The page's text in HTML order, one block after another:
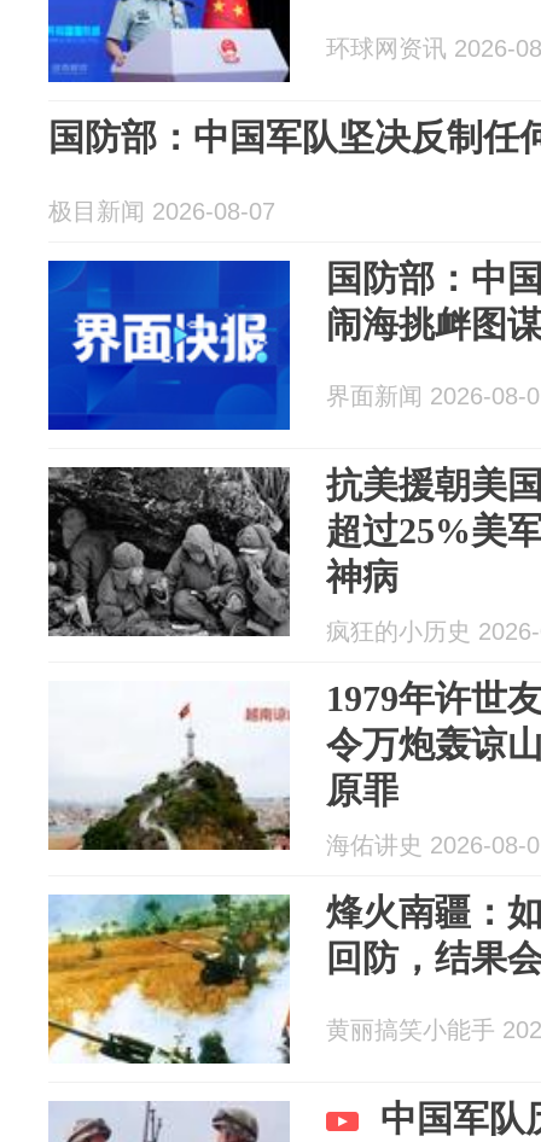
环球网资讯 2026-
国防部：中国军队坚决反制任
极目新闻 2026-08-07
国防部：中
闹海挑衅图
界面新闻 2026-08-
抗美援朝美
超过25%美
神病
疯狂的小历史
1979年许世
令万炮轰谅
原罪
海佑讲史 2026-08-
烽火南疆：
回防，结果
黄丽搞笑小能手
中国军队